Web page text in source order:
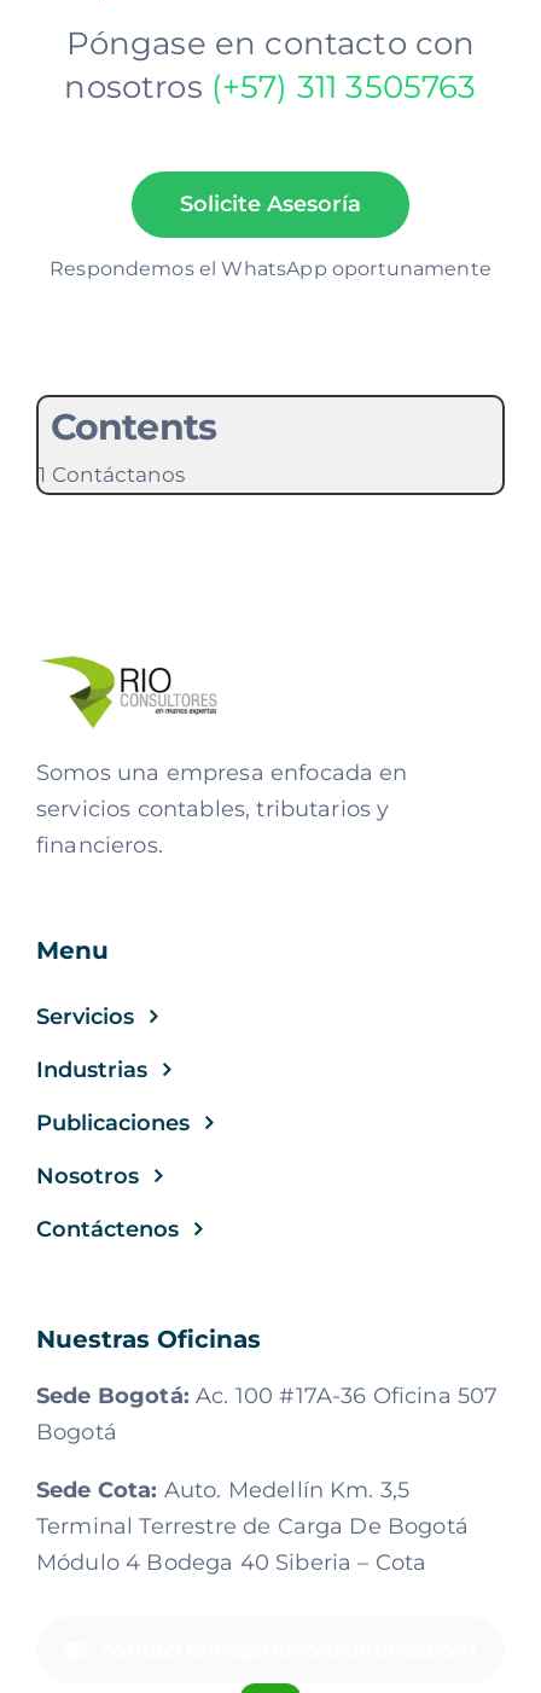
Póngase en contacto con
nosotros (+57) 311 3505763
Solicite Asesoría
Respondemos el WhatsApp oportunamente
Contents
Contáctanos
Somos una empresa enfocada en
servicios contables, tributarios y
financieros.
Menu
Servicios
Industrias
Publicaciones
Nosotros
Contáctenos
Nuestras Oficinas
Sede Bogotá: Ac. 100 #17A-36 Oficina 507
Bogotá
Sede Cota: Auto. Medellín Km. 3,5
Terminal Terrestre de Carga De Bogotá
Módulo 4 Bodega 40 Siberia – Cota